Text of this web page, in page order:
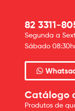
82 3311-
Segunda a
Sábado
Catálogo
Produtos de